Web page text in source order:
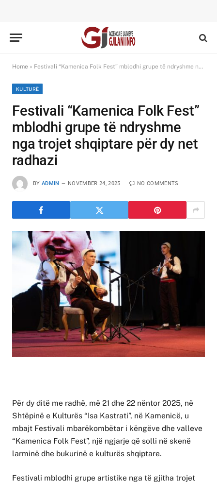
Home » Festivali “Kamenica Folk Fest” mblodhi grupe të ndryshme nga trojet shqiptare për dy net radhazi
KULTURË
Festivali “Kamenica Folk Fest”
mblodhi grupe të ndryshme
nga trojet shqiptare për dy net
radhazi
BY ADMIN NOVEMBER 24, 2025 NO COMMENTS
Për dy ditë me radhë, më 21 dhe 22 nëntor 2025, në
Shtëpinë e Kulturës “Isa Kastrati”, në Kamenicë, u
mbajt Festivali mbarëkombëtar i këngëve dhe valleve
“Kamenica Folk Fest”, një ngjarje që solli në skenë
larminë dhe bukurinë e kulturës shqiptare.
Festivali mblodhi grupe artistike nga të gjitha trojet